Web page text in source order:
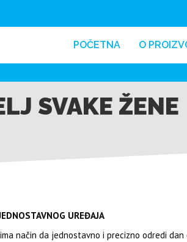
POČETNA O
SVAKE ŽENE
UREĐAJA
način da jednostavno i precizno odredi